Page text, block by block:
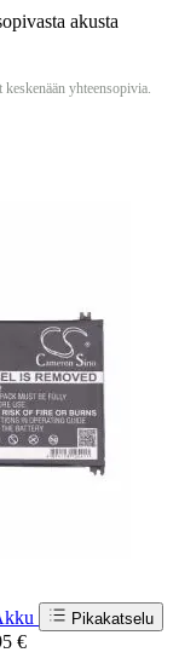
akusta
yhteensopivia.
Pikakatselu
€